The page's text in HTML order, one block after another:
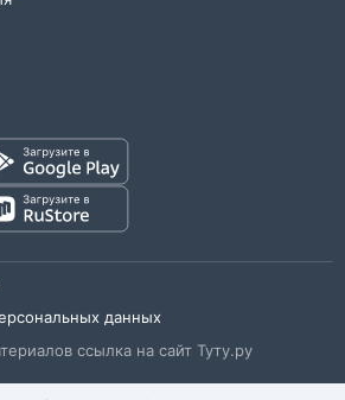
данных
ссылка на сайт Туту.ру